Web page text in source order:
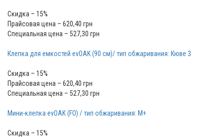
Скидка – 15%
Прайсовая цена – 620,40 грн
Специальная цена – 527,30 грн
Клепка для емкостей evOAK (90 см)/ тип обжаривания: Кюве 3
Скидка – 15%
Прайсовая цена – 620,40 грн
Специальная цена – 527,30 грн
Мини-клепка evOAK (FO) / тип обжаривания: M+
Скидка – 15%